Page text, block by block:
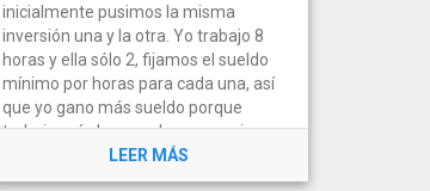
LEER MÁS
inicialmente pusimos la misma
inversión una y la otra. Yo trabajo 8
horas y ella sólo 2, fijamos el sueldo
mínimo por horas para cada una, así
que yo gano más sueldo porque
trabajo más horas, y las ganancias se...